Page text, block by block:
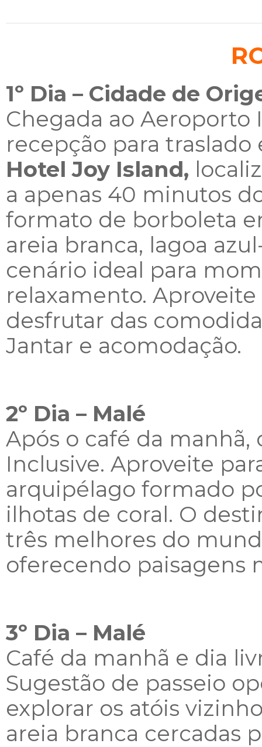
1º Dia – Cidade de
Chegada ao
recepção para
Hotel Joy Island,
a apenas 40 minutos
formato de borboleta
areia branca, lagoa
cenário ideal para
relaxamento.
desfrutar das
Jantar e acomodação.
2º Dia – Malé
Após o café da
Inclusive. Aproveite
arquipélago formado
ilhotas de coral. O
três melhores do
oferecendo paisagens
3º Dia – Malé
Café da manhã e dia
Sugestão de passeio
explorar os atóis
areia branca cercadas